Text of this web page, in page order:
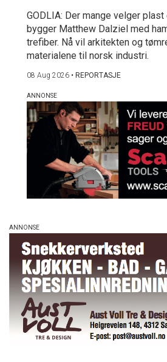
GODLIA: Der mange velger
bygger Matthew Dalziel med
trefiber. Nå vil arkitekten og
materialene til norsk industri.
08 Aug 2026 • REPORTASJE